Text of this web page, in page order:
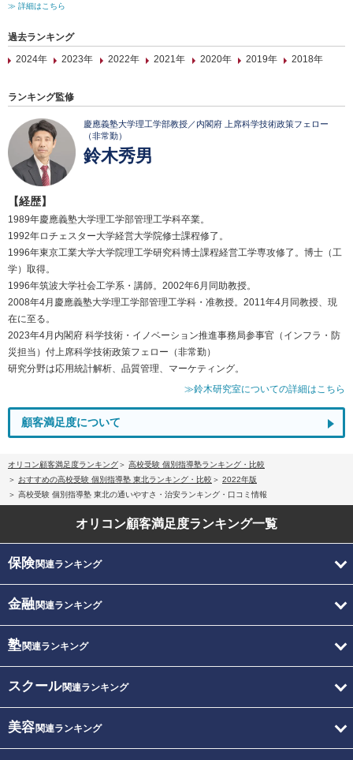
≫ 詳細はこちら
過去ランキング
2024年
2023年 2022年 2021年 2020年 2019年 2018年
ランキング監修
慶應義塾大学理工学部教授／内閣府 上席科学技術政策フェロー
（非常勤）
鈴木秀男
【経歴】
1989年慶應義塾大学理工学部管理工学科卒業。
1992年ロチェスター大学経営大学院修士課程修了。
1996年東京工業大学大学院理工学研究科博士課程経営工学専攻修了。博士（工
学）取得。
1996年筑波大学社会工学系・講師。2002年6月同助教授。
2008年4月慶應義塾大学理工学部管理工学科・准教授。2011年4月同教授、現
在に至る。
2023年4月内閣府 科学技術・イノベーション推進事務局参事官（インフラ・防
災担当）付上席科学技術政策フェロー（非常勤）
研究分野は応用統計解析、品質管理、マーケティング。
≫鈴木研究室についての詳細はこちら
顧客満足度について
オリコン顧客満足度ランキング
高校受験 個別指導塾ランキング・比較
おすすめの高校受験 個別指導塾 東北ランキング・比較
2022年版
高校受験 個別指導塾 東北の通いやすさ・治安ランキング・口コミ情報
オリコン顧客満足度ランキング一覧
保険関連ランキング
金融関連ランキング
塾関連ランキング
スクール関連ランキング
美容関連ランキング